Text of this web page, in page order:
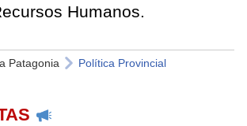
Humanos.
Patagonia Política Provincial